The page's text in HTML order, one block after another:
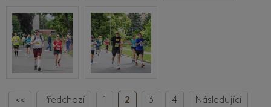
<< Předchozí 1 2 3 4
Následující